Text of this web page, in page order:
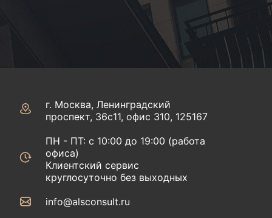
г. Москва, Ленинградский
проспект, 36с11, офис 310, 125167
ПН - ПТ: с 10:00 до 19:00 (работа
офиса)
Клиентский сервис
круглосуточно без выходных
info@alsconsult.ru